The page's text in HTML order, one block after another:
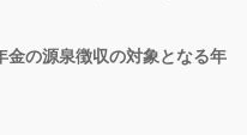
金の源泉徴収の対象となる年